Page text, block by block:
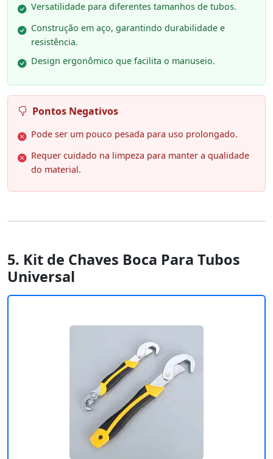
Versatilidade para diferentes tamanhos de tubos.
Construção em aço, garantindo durabilidade e
resistência.
Design ergonômico que facilita o manuseio.
Pontos Negativos
Pode ser um pouco pesada para uso prolongado.
Requer cuidado na limpeza para manter a qualidade
do material.
5. Kit de Chaves Boca Para Tubos
Universal